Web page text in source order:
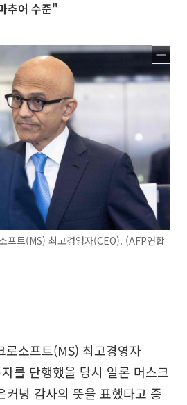
추어 수준"
프트(MS) 최고경영자(CEO). (AFP연합
로소프트(MS) 최고경영자
를 단행했을 당시 일론 머스크
커녕 감사의 뜻을 표했다고 증